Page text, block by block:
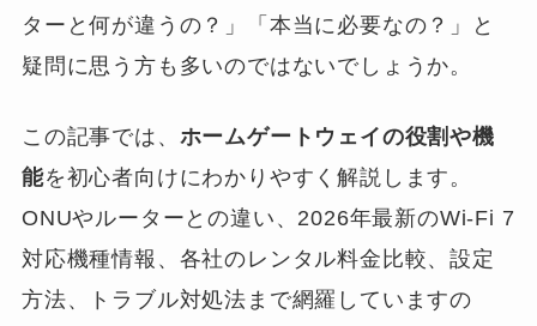
ターと何が違うの？」「本当に必要なの？」と
疑問に思う方も多いのではないでしょうか。
この記事では、 ホームゲートウェイの役割や機
能を初心者向けにわかりやすく解説します。
ONUやルーターとの違い、2026年最新のWi-Fi 7
対応機種情報、各社のレンタル料金比較、設定
方法、トラブル対処法まで網羅していますの